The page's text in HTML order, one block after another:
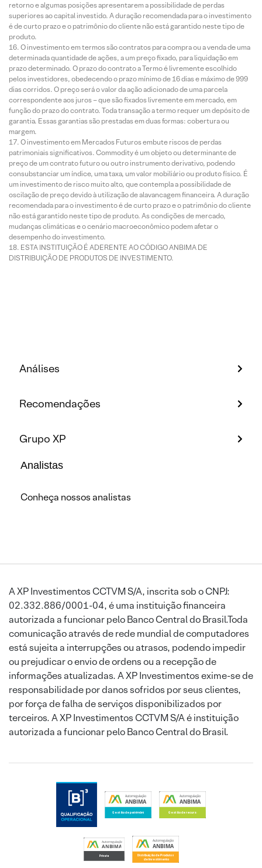
retorno e algumas posições apresentarem a possibilidade de perdas
superiores ao capital investido. A duração recomendada para o investimento
é de curto prazo e o patrimônio do cliente não está garantido neste tipo de
produto.
O investimento em termos são contratos para compra ou a venda de uma
determinada quantidade de ações, a um preço fixado, para liquidação em
prazo determinado. O prazo do contrato a Termo é livremente escolhido
pelos investidores, obedecendo o prazo mínimo de 16 dias e máximo de 999
dias corridos. O preço será o valor da ação adicionado de uma parcela
correspondente aos juros – que são fixados livremente em mercado, em
função do prazo do contrato. Toda transação a termo requer um depósito de
garantia. Essas garantias são prestadas em duas formas: cobertura ou
margem.
O investimento em Mercados Futuros embute riscos de perdas
patrimoniais significativos. Commodity é um objeto ou determinante de
preço de um contrato futuro ou outro instrumento derivativo, podendo
consubstanciar um índice, uma taxa, um valor mobiliário ou produto físico. É
um investimento de risco muito alto, que contempla a possibilidade de
oscilação de preço devido à utilização de alavancagem financeira. A duração
recomendada para o investimento é de curto prazo e o patrimônio do cliente
não está garantido neste tipo de produto. As condições de mercado,
mudanças climáticas e o cenário macroeconômico podem afetar o
desempenho do investimento.
ESTA INSTITUIÇÃO É ADERENTE AO CÓDIGO ANBIMA DE
DISTRIBUIÇÃO DE PRODUTOS DE INVESTIMENTO.
Análises
Recomendações
Grupo XP
Analistas
Conheça nossos analistas
A XP Investimentos CCTVM S/A, inscrita sob o CNPJ:
02.332.886/0001-04, é uma instituição financeira
autorizada a funcionar pelo Banco Central do Brasil.Toda
comunicação através de rede mundial de computadores
está sujeita a interrupções ou atrasos, podendo impedir
ou prejudicar o envio de ordens ou a recepção de
informações atualizadas. A XP Investimentos exime-se de
responsabilidade por danos sofridos por seus clientes,
por força de falha de serviços disponibilizados por
terceiros. A XP Investimentos CCTVM S/A é instituição
autorizada a funcionar pelo Banco Central do Brasil.